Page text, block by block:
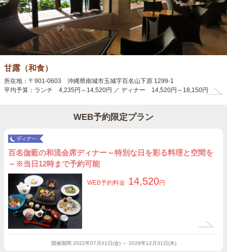
甘露（和食）
所在地：〒901-0603 沖縄県南城市玉城字百名山下原 1299-1
平均予算：ランチ 4,235円～14,520円 ／ ディナー 14,520円～18,150円
WEB予約限定プラン
百名伽藍の和流会席ディナー～特別な日を彩る料理と空間を
～※当日12時まで予約可能
WEB予約料金 14,520円
開催期間 2022年07月01日(金) ～ 2026年12月31日(木)